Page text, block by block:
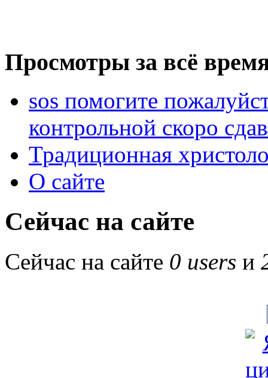
Просмотры за всё
sos помогите
контрольной скоро
Традиционная
О сайте
Сейчас на сайте
Сейчас на сайте 0 users и